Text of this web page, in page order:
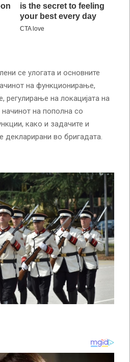
се улогата и основните
на функционирање,
регулирање на локацијата на
на пополна со
како и задачите и
декларирани во бригадата.